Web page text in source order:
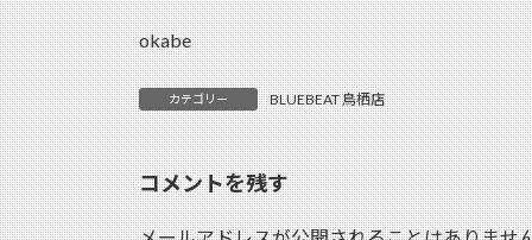
okabe
カテゴリー BLUEBEAT 鳥栖店
コメントを残す